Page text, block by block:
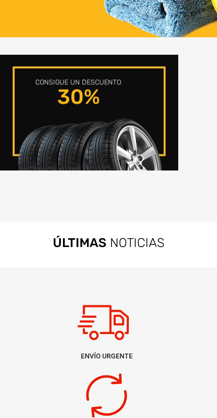
CONSIGUE UN DESCUENTO
30%
ÚLTIMAS NOTICIAS
ENVÍO URGENTE